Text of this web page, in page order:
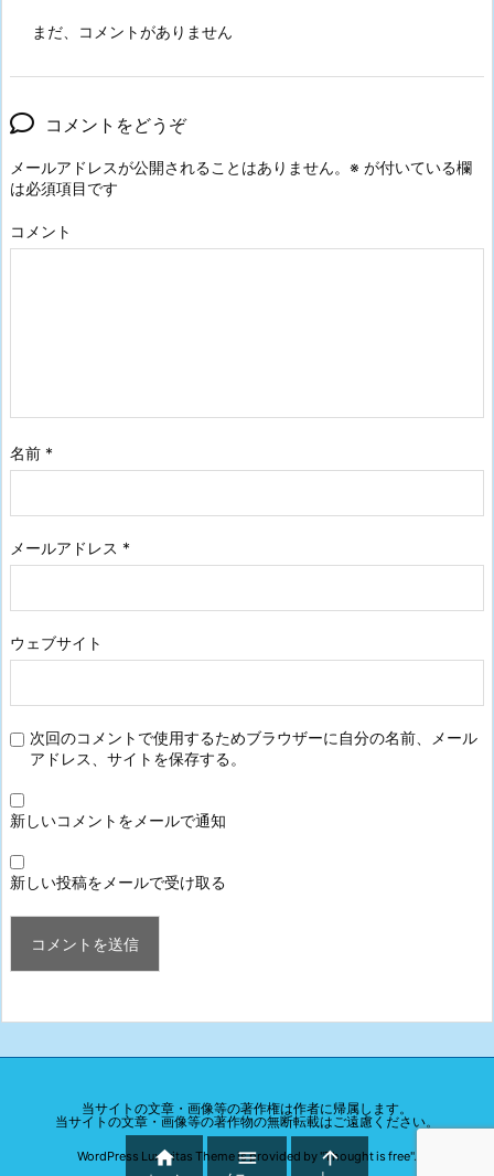
まだ、コメントがありません
コメントをどうぞ
メールアドレスが公開されることはありません。 ※ が付いている欄
は必須項目です
コメント
名前 *
メールアドレス *
ウェブサイト
次回のコメントで使用するためブラウザーに自分の名前、メール
アドレス、サイトを保存する。
新しいコメントをメールで通知
新しい投稿をメールで受け取る
当サイトの文章・画像等の著作権は作者に帰属します。
当サイトの文章・画像等の著作物の無断転載はご遠慮ください。
WordPress Luxeritas Theme is provided by "Thought is free".
  